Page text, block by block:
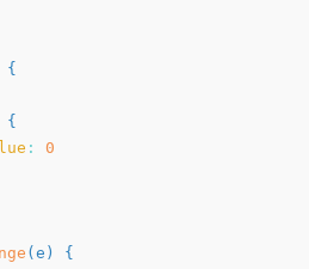
{
{
:
0
( e )
{